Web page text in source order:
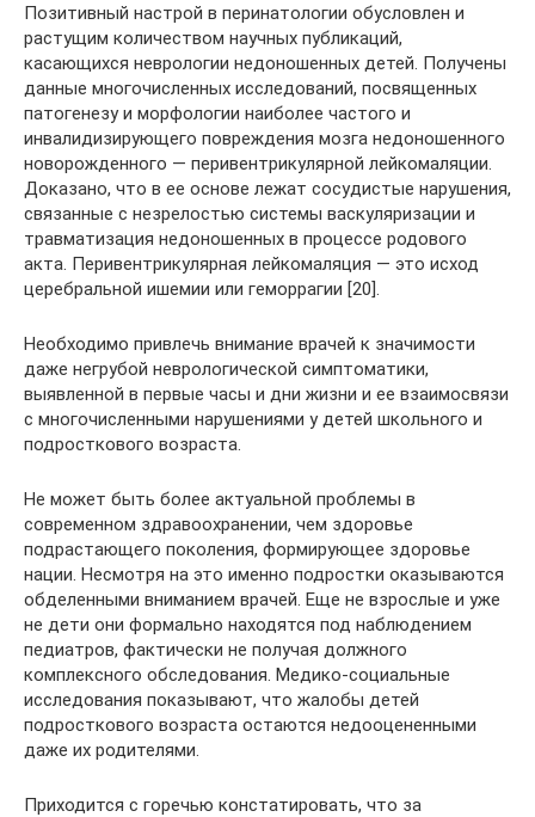
Позитивный настрой в перинатологии обусловлен и
растущим количеством научных публикаций,
касающихся неврологии недоношенных детей. Получены
данные многочисленных исследований, посвященных
патогенезу и морфологии наиболее частого и
инвалидизирующего повреждения мозга недоношенного
новорожденного — перивентрикулярной лейкомаляции.
Доказано, что в ее основе лежат сосудистые нарушения,
связанные с незрелостью системы васкуляризации и
травматизация недоношенных в процессе родового
акта. Перивентрикулярная лейкомаляция — это исход
церебральной ишемии или геморрагии [20].
Необходимо привлечь внимание врачей к значимости
даже негрубой неврологической симптоматики,
выявленной в первые часы и дни жизни и ее взаимосвязи
с многочисленными нарушениями у детей школьного и
подросткового возраста.
Не может быть более актуальной проблемы в
современном здравоохранении, чем здоровье
подрастающего поколения, формирующее здоровье
нации. Несмотря на это именно подростки оказываются
обделенными вниманием врачей. Еще не взрослые и уже
не дети они формально находятся под наблюдением
педиатров, фактически не получая должного
комплексного обследования. Медико-социальные
исследования показывают, что жалобы детей
подросткового возраста остаются недооцененными
даже их родителями.
Приходится с горечью констатировать, что за